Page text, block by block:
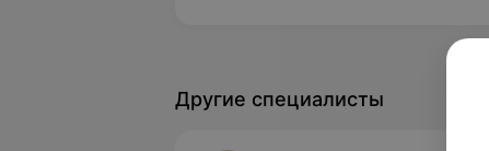
Другие специалисты